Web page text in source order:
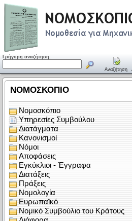
Γρήγορη αναζήτηση:
Αναζήτηση